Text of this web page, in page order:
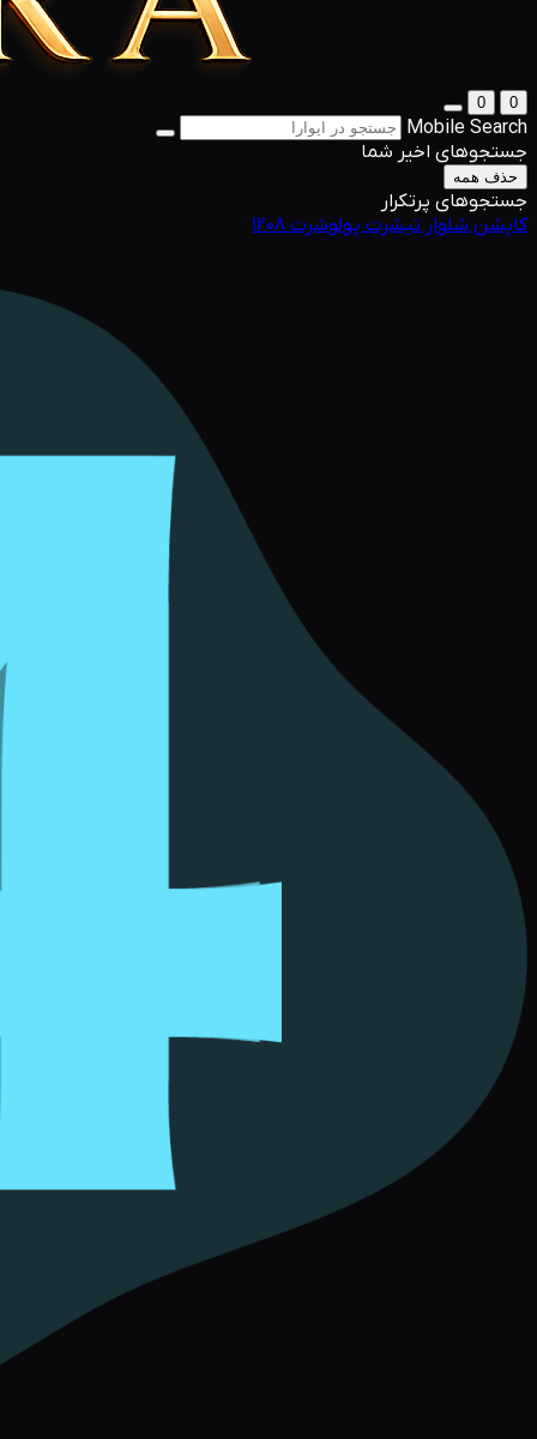
0
0
Mobile Search
جستجوهای اخیر شما
حذف همه
جستجوهای پرتکرار
کاپشنشلوارتیشرتپولوشرت1208